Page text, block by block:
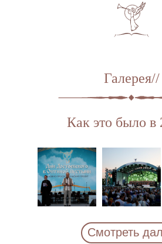
Галерея//
Как это было в
Смотреть